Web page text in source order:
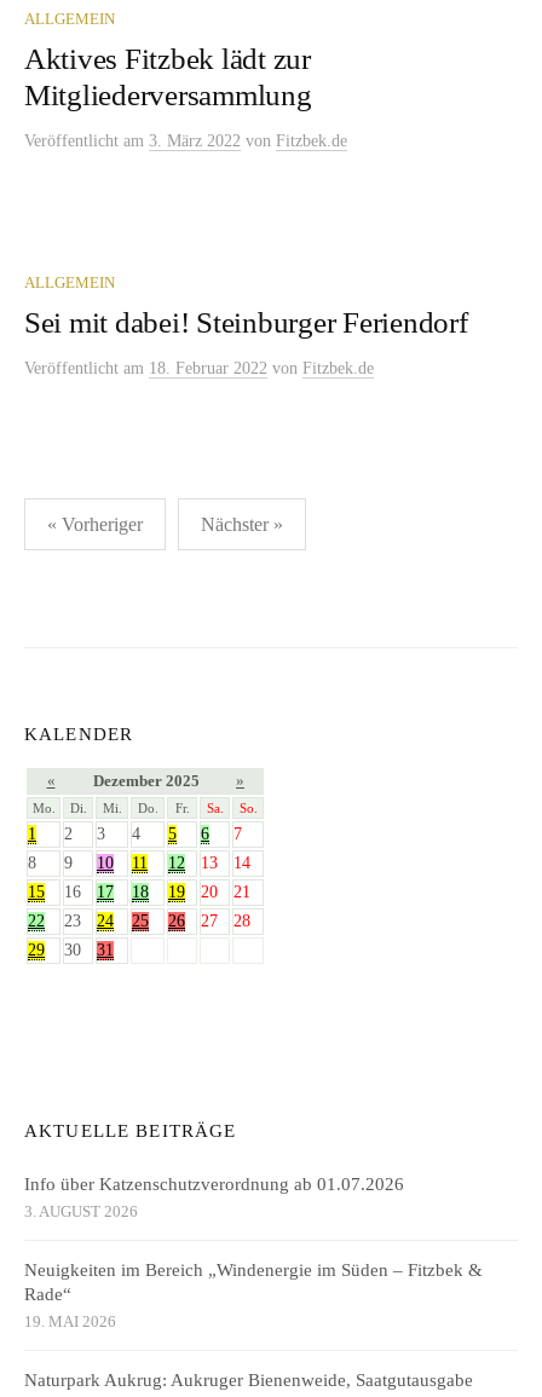
ALLGEMEIN
Aktives Fitzbek lädt zur
Mitgliederversammlung
Veröffentlicht am 3. März 2022 von Fitzbek.de
ALLGEMEIN
Sei mit dabei! Steinburger Feriendorf
Veröffentlicht am 18. Februar 2022 von Fitzbek.de
Seitennummerierung
der
« Vorheriger Nächster »
KALENDER
« Dezember 2025 »
Mo. Di. Mi. Do. Fr. Sa. So.
1 2 3 4 5 6
7
8
9 10 11 12 13
14
15
16 17 18 19 20
21
22
23 24 25 26 27
28
29
30 31
AKTUELLE BEITRÄGE
Info über Katzenschutzverordnung ab 01.07.2026
3. AUGUST 2026
Neuigkeiten im Bereich „Windenergie im Süden – Fitzbek &
Rade“
19. MAI 2026
Naturpark Aukrug: Aukruger Bienenweide, Saatgutausgabe